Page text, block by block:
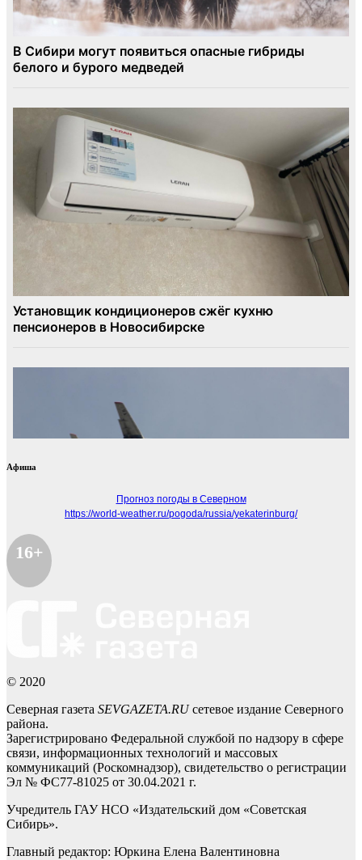
Афиша
Прогноз погоды в Северном
https://world-weather.ru/pogoda/russia/yekaterinburg/
16+
© 2020
Северная газета SEVGAZETA.RUсетевое издание Северного
района.
Зарегистрировано Федеральной службой по надзору в сфере
связи, информационных технологий и массовых
коммуникаций (Роскомнадзор), свидетельство о регистрации
Эл № ФС77-81025 от 30.04.2021 г.
Учредитель ГАУ НСО «Издательский дом «Советская
Сибирь».
Главный редактор: Юркина Елена Валентиновна